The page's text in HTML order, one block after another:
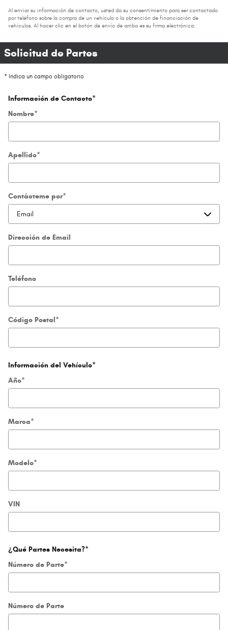
Al enviar su información de contacto, usted da su consentimiento para ser contactado
por teléfono sobre la compra de un vehículo o la obtención de financiación de
vehículos. Al hacer clic en el botón de envío de arriba es su firma electrónica.
Solicitud de Partes
* Indica un campo obligatorio
Información de Contacto*
Nombre*
Apellido*
Contácteme por*
Dirección de Email
Teléfono
Código Postal*
Información del Vehículo*
Año*
Marca*
Modelo*
VIN
¿Qué Partes Necesita?*
Número de Parte*
Número de Parte